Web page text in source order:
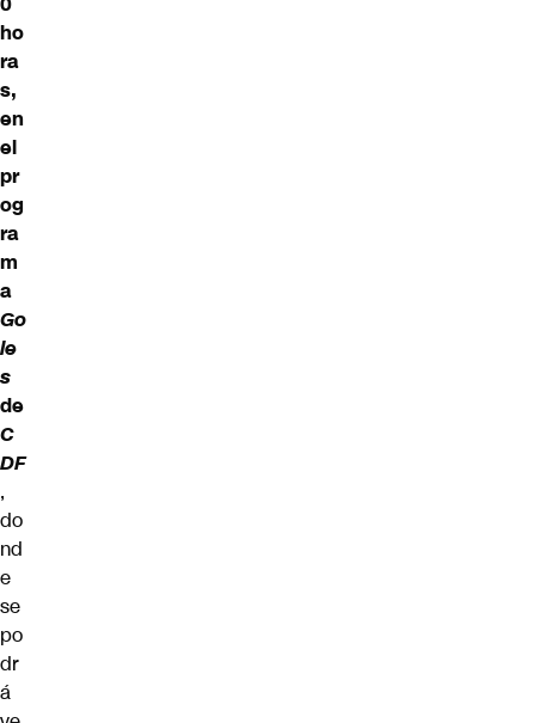
ho
ra
s,
en
el
pr
og
ra
m
a
Go
le
s
de
C
DF
,
do
nd
e
se
po
dr
á